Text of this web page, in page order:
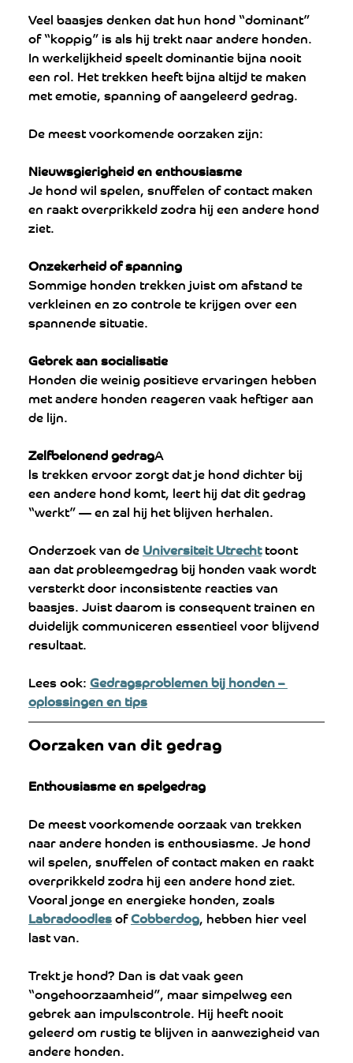
Veel baasjes denken dat hun hond “dominant”
of “koppig” is als hij trekt naar andere honden.
In werkelijkheid speelt dominantie bijna nooit
een rol. Het trekken heeft bijna altijd te maken
met emotie, spanning of aangeleerd gedrag.
De meest voorkomende oorzaken zijn:
Nieuwsgierigheid en enthousiasme
Je hond wil spelen, snuffelen of contact maken
en raakt overprikkeld zodra hij een andere hond
ziet.
Onzekerheid of spanning
Sommige honden trekken juist om afstand te
verkleinen en zo controle te krijgen over een
spannende situatie.
Gebrek aan socialisatie
Honden die weinig positieve ervaringen hebben
met andere honden reageren vaak heftiger aan
de lijn.
Zelfbelonend gedragA
ls trekken ervoor zorgt dat je hond dichter bij
een andere hond komt, leert hij dat dit gedrag
“werkt” — en zal hij het blijven herhalen.
Onderzoek van de Universiteit Utrecht toont
aan dat probleemgedrag bij honden vaak wordt
versterkt door inconsistente reacties van
baasjes. Juist daarom is consequent trainen en
duidelijk communiceren essentieel voor blijvend
resultaat.
Lees ook: Gedragsproblemen bij honden –
oplossingen en tips
Oorzaken van dit gedrag
Enthousiasme en spelgedrag
De meest voorkomende oorzaak van trekken
naar andere honden is enthousiasme. Je hond
wil spelen, snuffelen of contact maken en raakt
overprikkeld zodra hij een andere hond ziet.
Vooral jonge en energieke honden, zoals
Labradoodles of Cobberdog, hebben hier veel
last van.
Trekt je hond? Dan is dat vaak geen
“ongehoorzaamheid”, maar simpelweg een
gebrek aan impulscontrole. Hij heeft nooit
geleerd om rustig te blijven in aanwezigheid van
andere honden.